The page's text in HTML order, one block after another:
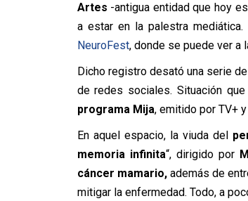
Artes -antigua entidad que hoy
a estar en la palestra
NeuroFest, donde se puede ver a
Dicho registro desató una serie
de redes sociales. Situación
programa Mija, emitido por TV+
En aquel espacio, la viuda del
memoria infinita“, dirigido por
cáncer mamario,además de
mitigar la enfermedad. Todo, a